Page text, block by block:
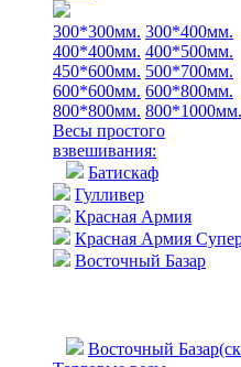
300*300мм. 300*400мм.
400*400мм. 400*500мм.
450*600мм. 500*700мм.
600*600мм. 600*800мм.
800*800мм. 800*1000мм.
Весы простого
взвешивания:
Батискаф
Гулливер
Красная Армия
Красная Армия
Восточный Базар
Восточный